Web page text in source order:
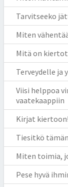
Tarvitseeko
Miten
Mitä on
Terveydelle
Viisi helppoa
vaatekaappiin
Kirjat kiertoon!
Tiesitkö
Miten toimia,
Pese hyvä